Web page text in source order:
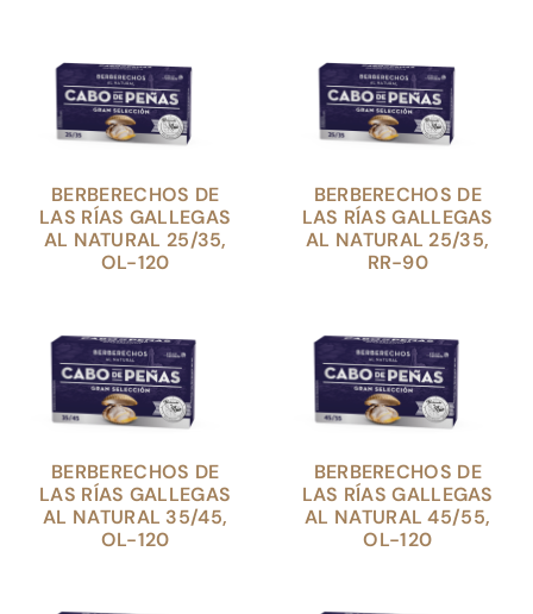
BERBERECHOS DE
LAS RÍAS GALLEGAS
AL NATURAL 25/35,
OL-120
BERBERECHOS DE
LAS RÍAS GALLEGAS
AL NATURAL 25/35,
RR-90
BERBERECHOS DE
LAS RÍAS GALLEGAS
AL NATURAL 35/45,
OL-120
BERBERECHOS DE
LAS RÍAS GALLEGAS
AL NATURAL 45/55,
OL-120